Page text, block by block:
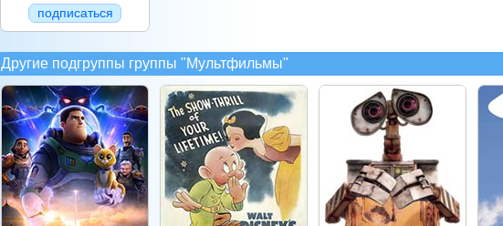
подписаться
Другие подгруппы группы "Мультфильмы"